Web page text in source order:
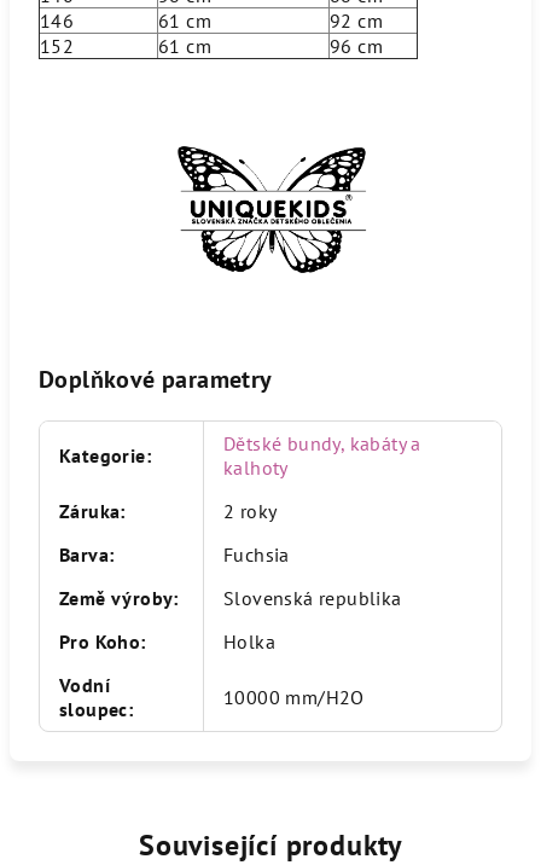
146
61 cm
92 cm
152
61 cm 96 cm
Doplňkové parametry
Kategorie:
Dětské bundy, kabáty a
kalhoty
Záruka:
2 roky
Barva:
Fuchsia
Země výroby:
Slovenská republika
Pro Koho:
Holka
Vodní
sloupec: 10000 mm/H2O
Související produkty